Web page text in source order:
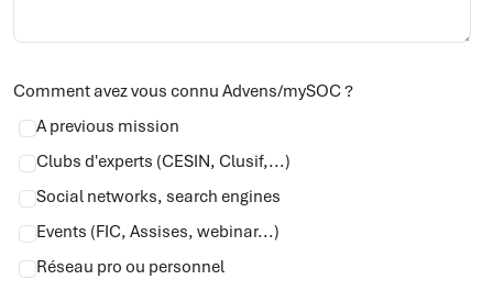
Comment avez vous connu Advens/mySOC ?
A previous mission
Clubs d'experts (CESIN, Clusif,...)
Social networks, search engines
Events (FIC, Assises, webinar...)
Réseau pro ou personnel